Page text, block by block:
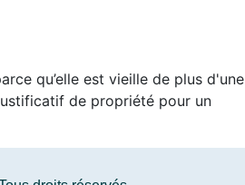
qu’elle est vieille de plus d'une
de propriété pour un